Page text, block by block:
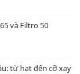
và Filtro 50
từ hạt đến cỡ xay